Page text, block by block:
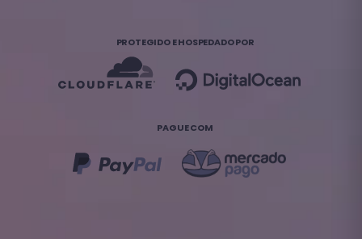
PROTEGIDO E HOSPEDADO POR
PAGUE COM